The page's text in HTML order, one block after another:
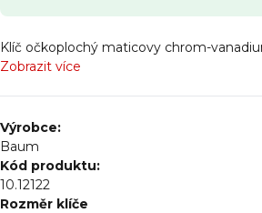
Klíč očkoplochý maticovy chrom-
Zobrazit více
Výrobce:
Baum
Kód produktu:
10.12122
Rozměr klíče